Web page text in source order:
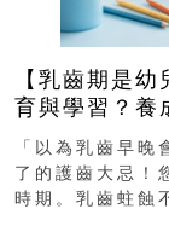
【乳齒期是
育與學習？養成良好
瑯質 兒童牙
「以為乳齒早
了的護齒大忌！
時期。乳齒蛀蝕